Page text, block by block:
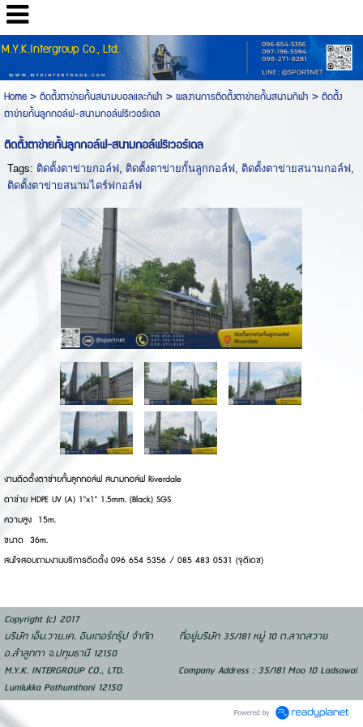
M.Y.K.Intergroup Co., Ltd.
Home> ติดตั้งตาข่ายกั้นสนามบอลและกีฬา >ผลงานการติดตั้งตาข่ายกั้นสนามกีฬา >ติดตั้ง
ตาข่ายกั้นลูกกอล์ฟ-สนามกอล์ฟริเวอร์เดล
ติดตั้งตาข่ายกั้นลูกกอล์ฟ-สนามกอล์ฟริเวอร์เดล
Tags: ติดตั้งตาข่ายกอล์ฟ, ติดตั้งตาข่ายกั้นลูกกอล์ฟ, ติดตั้งตาข่ายสนามกอล์ฟ,
ติดตั้งตาข่ายสนามไดร์ฟกอล์ฟ
งานติดตั้งตาข่ายกั้นลูกกอล์ฟ สนามกอล์ฟ Riverdale
ตาข่าย HDPE UV (A) 1"x1" 1.5mm. (Black) SGS
ความสูง 15m.
ขนาด 36m.
สนใจสอบถามงานบริการติดตั้ง 096 654 5356 / 085 483 0531 (จุติเดช)
Copyright (c) 2017
บริษัท เอ็ม.วาย.เค. อินเตอร์กรุ๊ป จำกัด ที่อยู่บริษัท 35/181 หมู่ 10 ต.ลาดสวาย
อ.ลำลูกกา จ.ปทุมธานี 12150
M.Y.K. INTERGROUP CO., LTD. Company Address : 35/181 Moo 10 Ladsawai
Lumlukka Pathumthani 12150